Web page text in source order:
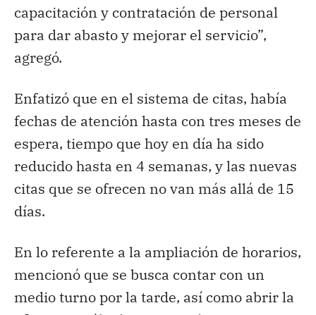
capacitación y contratación de personal
para dar abasto y mejorar el servicio”,
agregó.
Enfatizó que en el sistema de citas, había
fechas de atención hasta con tres meses de
espera, tiempo que hoy en día ha sido
reducido hasta en 4 semanas, y las nuevas
citas que se ofrecen no van más allá de 15
días.
En lo referente a la ampliación de horarios,
mencionó que se busca contar con un
medio turno por la tarde, así como abrir la